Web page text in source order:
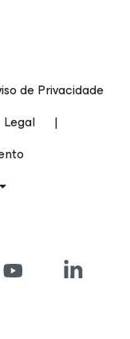
de Privacidade
Legal
|